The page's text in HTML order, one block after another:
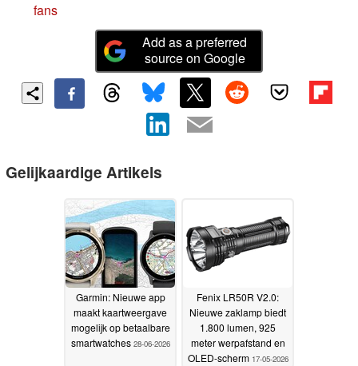
fans
Add as a preferred
source on Google
Gelijkaardige Artikels
Garmin: Nieuwe app
maakt kaartweergave
mogelijk op betaalbare
smartwatches 28-06-2026
Fenix LR50R V2.0:
Nieuwe zaklamp biedt
1.800 lumen, 925
meter werpafstand en
OLED-scherm 17-05-2026